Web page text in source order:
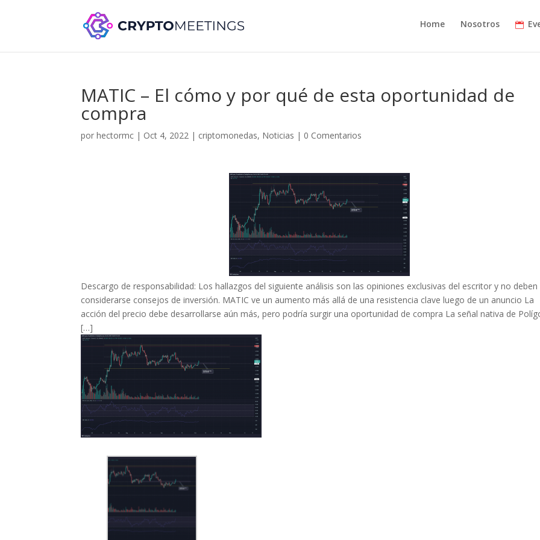
Home Nosotros
MATIC – El cómo y por qué de esta oportunidad de
compra
porhectormc | Oct 4, 2022 | criptomonedas, Noticias | 0 Comentarios
Descargo de responsabilidad: Los hallazgos del siguiente análisis son las opiniones exclusivas del escritor y no deben
considerarse consejos de inversión. MATIC ve un aumento más allá de una resistencia clave luego de un anuncio La
acción del precio debe desarrollarse aún más, pero podría surgir una oportunidad de compra La señal nativa de
[…]